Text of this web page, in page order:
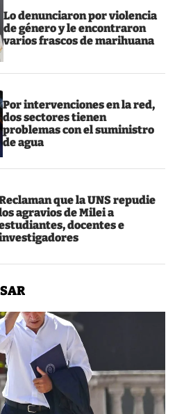
Lo denunciaron por violencia
de género y le encontraron
varios frascos de marihuana
Por intervenciones en la red,
dos sectores tienen
problemas con el suministro
de agua
que la UNS repudie
agravios de Milei a
docentes e